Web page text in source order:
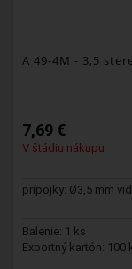
A 49-4M - 3,5
7,69 €
V štádiu nákupu
prípojky: Ø3,5 mm
Balenie: 1 ks
Exportný kartón: 100